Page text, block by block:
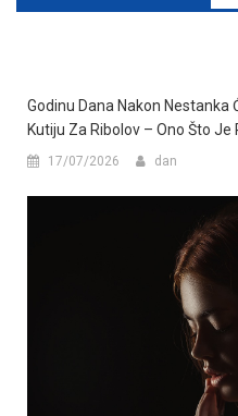
Godinu Dana Nakon Nestanka
Kutiju Za Ribolov – Ono Što
17/07/2026 dan